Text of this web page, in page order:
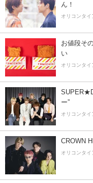
ん！
オリコンタイ
お値段そ
い
オリコンタイ
ー”
オリコンタイ
CROWN
オリコンタイ